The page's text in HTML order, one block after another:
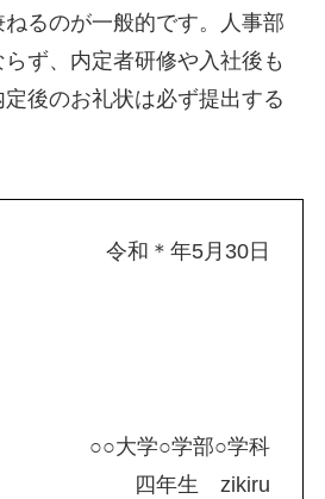
るのが一般的です。人事部
ず、内定者研修や入社後も
後のお礼状は必ず提出する
令和＊年5月30日
○○大学○学部○学科
四年生 zikiru